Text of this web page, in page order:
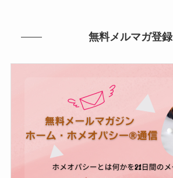
無料メルマガ登録